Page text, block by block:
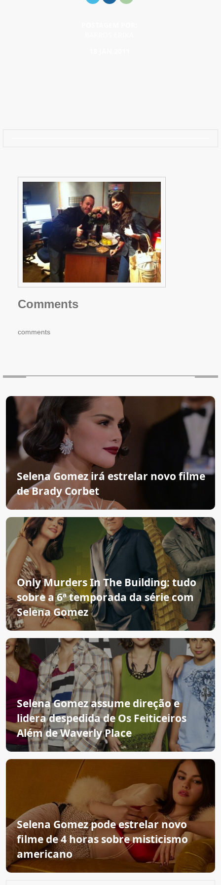
Comments
comments
Selena Gomez irá estrelar novo filme
de Brady Corbet
Only Murders In The Building: tudo
sobre a 6ª temporada da série com
Selena Gomez
Selena Gomez assume direção e
lidera despedida de Os Feiticeiros
Além de Waverly Place
Selena Gomez pode estrelar novo
filme de 4 horas sobre misticismo
americano